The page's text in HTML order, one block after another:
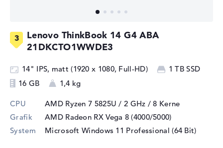
Lenovo ThinkBook 14 G4 ABA
21DKCTO1WWDE3
14" IPS, matt (1920 x 1080, Full-HD)
1 TB SSD
16 GB
1,4 kg
CPU AMD Ryzen 7 5825U / 2 GHz / 8 Kerne
Grafik
AMD Radeon RX Vega 8 (4000/5000)
System
Microsoft Windows 11 Professional (64 Bit)